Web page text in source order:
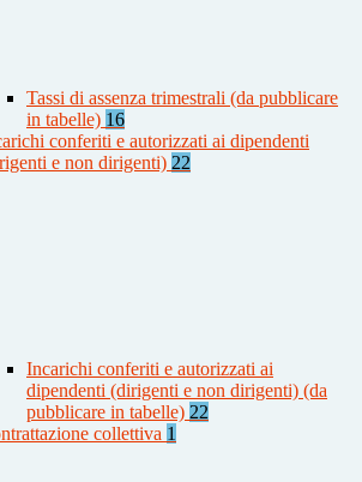
Tassi di assenza trimestrali (da pubblicare
in tabelle) 16
conferiti e autorizzati ai dipendenti
e non dirigenti) 22
Incarichi conferiti e autorizzati ai
dipendenti (dirigenti e non dirigenti) (da
pubblicare in tabelle) 22
collettiva 1